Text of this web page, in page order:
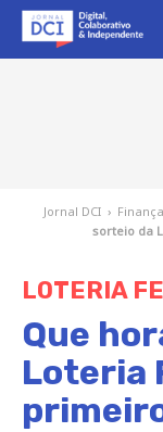
Jornal DCI ›
sorteio da
LOTERIA
Que
Loteria